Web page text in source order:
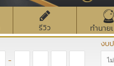
รีวิว
ทำนาย
-
งบ